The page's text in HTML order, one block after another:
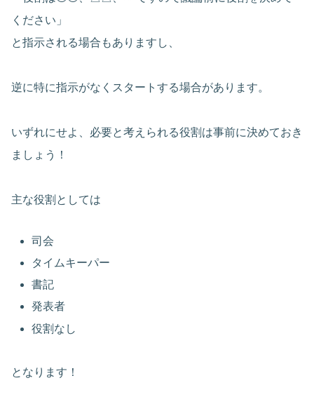
ください」
と指示される場合もありますし、
逆に特に指示がなくスタートする場合があります。
いずれにせよ、必要と考えられる役割は事前に決めておき
ましょう！
主な役割としては
司会
タイムキーパー
書記
発表者
役割なし
となります！